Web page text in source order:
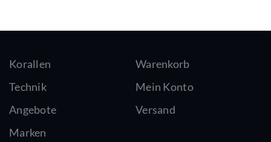
Korallen
Technik
Angebote
Marken
Warenkorb
Mein Konto
Versand